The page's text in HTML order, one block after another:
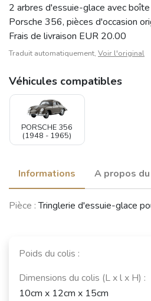
2 arbres d'essuie-glace avec
Porsche 356, pièces d'occasion
Frais de livraison EUR 20.00
Traduit automatiquement, Voir l'original
Véhicules compatibles
PORSCHE 356
(1948 - 1965)
Informations A propos
Pièce :Tringlerie d'essuie-glace
Poids du colis :
Dimensions du colis (L x l x H) :
10cm x 12cm x 15cm